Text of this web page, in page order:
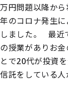
万円問題以降か
年のコロナ発生
しました。
最近
の授業がありお
とで20代が投資
信託をしている人